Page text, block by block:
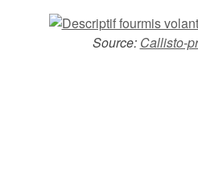
Source: Callisto-